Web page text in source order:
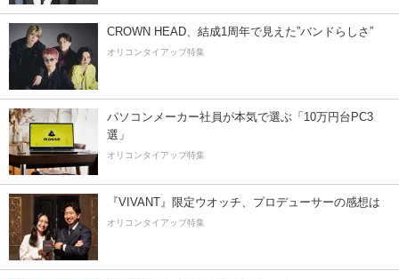
CROWN HEAD、結成1周年で見えた”バンドらしさ”
オリコンタイアップ特集
パソコンメーカー社員が本気で選ぶ「10万円台PC3
選」
オリコンタイアップ特集
『VIVANT』限定ウオッチ、プロデューサーの感想は
オリコンタイアップ特集